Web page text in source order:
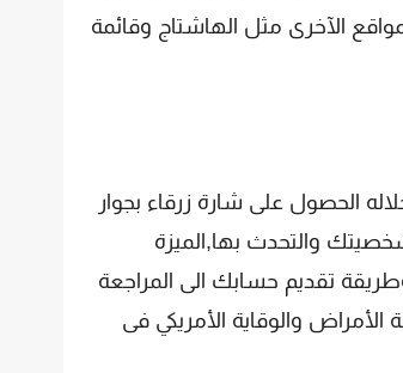
الآخرى مثل الهاشتاج وقائمة
الحصول على شارة زرقاء بجوار
والتحدث بها,الميزة
تقديم حسابك الى المراجعة
والوقاية الأمريكي فى